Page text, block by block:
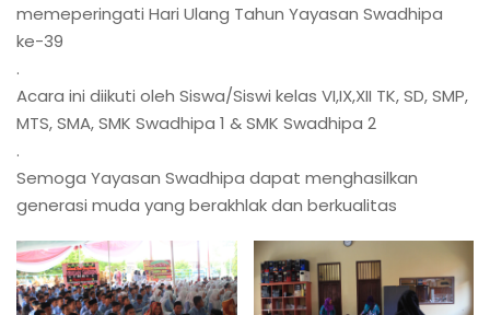
memeperingati Hari Ulang Tahun Yayasan Swadhipa
ke-39
.
Acara ini diikuti oleh Siswa/Siswi kelas VI,IX,XII TK, SD, SMP,
MTS, SMA, SMK Swadhipa 1 & SMK Swadhipa 2
.
Semoga Yayasan Swadhipa dapat menghasilkan
generasi muda yang berakhlak dan berkualitas